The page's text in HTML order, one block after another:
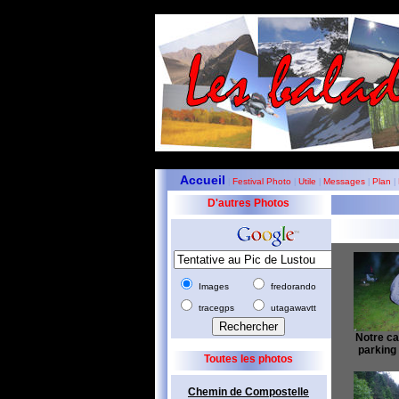
Accueil Festival Photo Utile Messages Plan
D'autres Photos
Images fredorando
tracegps utagawavtt
Toutes les photos
Chemin de Compostelle
Notre
parking